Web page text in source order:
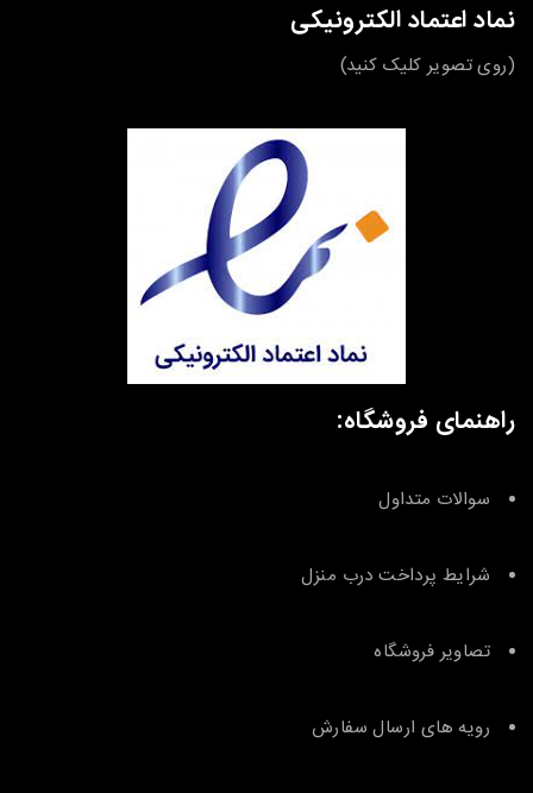
نماد اعتماد الکترونیکی
(روی تصویر کلیک کنید)
راهنمای فروشگاه:
سوالات متداول
شرایط پرداخت درب منزل
تصاویر فروشگاه
رویه های ارسال سفارش